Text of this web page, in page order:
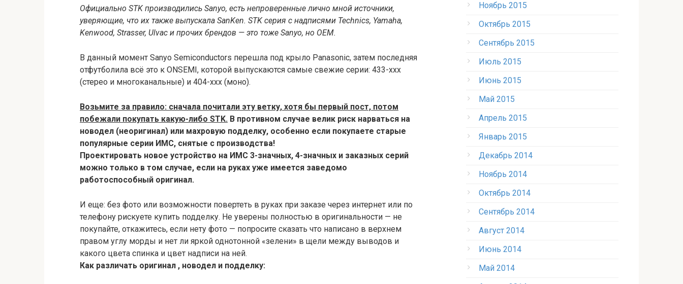
Официально STK производились Sanyo, есть непроверенные лично мной источники,
уверяющие, что их также выпускала SanKen. STK серия с надписями Technics, Yamaha,
Kenwood, Strasser, Ulvac и прочих брендов — это тоже Sanyo, но OEM.
В данный момент Sanyo Semiconductors перешла под крыло Panasonic, затем последняя
отфутболила всё это к ONSEMI, которой выпускаются самые свежие серии: 433-ххх
(стерео и многоканальные) и 404-ххх (моно).
Возьмите за правило: сначала почитали эту ветку, хотя бы первый пост, потом
побежали покупать какую-либо STK. В противном случае велик риск нарваться на
новодел (неоригинал) или махровую подделку, особенно если покупаете старые
популярные серии ИМС, снятые с производства!
Проектировать новое устройство на ИМС 3-значных, 4-значных и заказных серий
можно только в том случае, если на руках уже имеется заведомо
работоспособный оригинал.
И еще: без фото или возможности повертеть в руках при заказе через интернет или по
телефону рискуете купить подделку. Не уверены полностью в оригинальности — не
покупайте, откажитесь, если нету фото — попросите сказать что написано в верхнем
правом углу морды и нет ли яркой однотонной «зелени» в щели между выводов и
какого цвета спинка и цвет надписи на ней.
Как различать оригинал , новодел и подделку:
Ноябрь 2015
Октябрь 2015
Сентябрь 2015
Июль 2015
Июнь 2015
Май 2015
Апрель 2015
Январь 2015
Декабрь 2014
Ноябрь 2014
Октябрь 2014
Сентябрь 2014
Август 2014
Июнь 2014
Май 2014